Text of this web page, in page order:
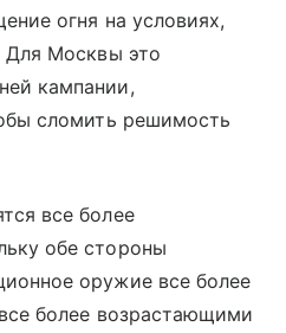
огня на условиях,
Для Москвы это
кампании,
сломить решимость
все более
обе стороны
оружие все более
более возрастающими